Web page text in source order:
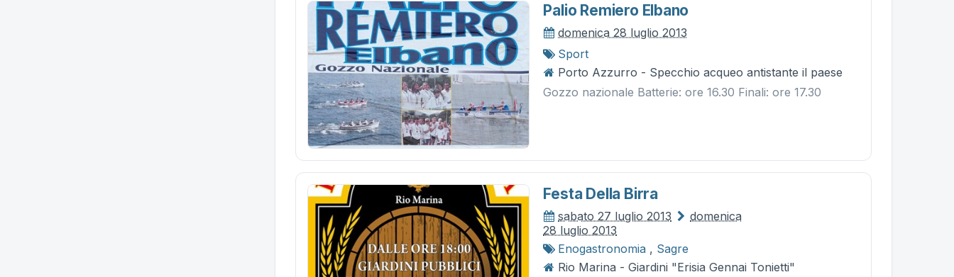
Palio Remiero Elbano
domenica 28 luglio 2013
Sport
Porto Azzurro - Specchio acqueo antistante il paese
Gozzo nazionale Batterie: ore 16.30 Finali: ore 17.30
Festa Della Birra
sabato 27 luglio 2013
domenica
28 luglio 2013
Enogastronomia , Sagre
Rio Marina - Giardini "Erisia Gennai Tonietti"